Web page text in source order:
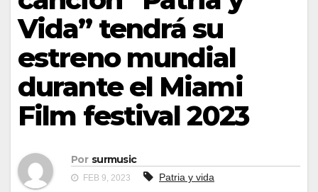
Vida” tendrá su
estreno mundial
durante el Miami
Film festival 2023
Por surmusic
FEB 9, 2023 Patria y vida